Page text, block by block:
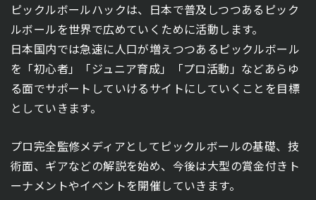
ピックルボールハックは、日本で普及しつつあるピック
ルボールを世界で広めていくために活動します。
日本国内では急速に人口が増えつつあるピックルボール
を「初心者」「ジュニア育成」「プロ活動」などあらゆ
る面でサポートしていけるサイトにしていくことを目標
としていきます。
プロ完全監修メディアとしてピックルボールの基礎、技
術面、ギアなどの解説を始め、今後は大型の賞金付きト
ーナメントやイベントを開催していきます。